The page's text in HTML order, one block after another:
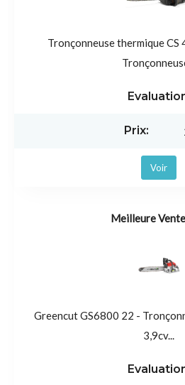
Tronçonneuse thermique CS
Voir
Greencut GS6800 22 -
3,9cv...